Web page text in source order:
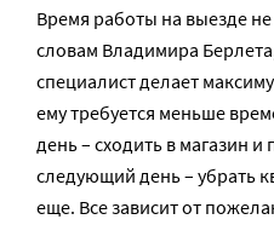
Время работы на выезде
словам Владимира
специалист делает
ему требуется меньше
день – сходить в магазин и
следующий день – убрать
еще. Все зависит от